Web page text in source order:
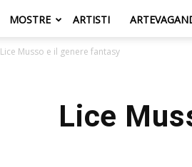
MOSTRE ARTISTI
Lice Musso e il genere fantasy
Lice